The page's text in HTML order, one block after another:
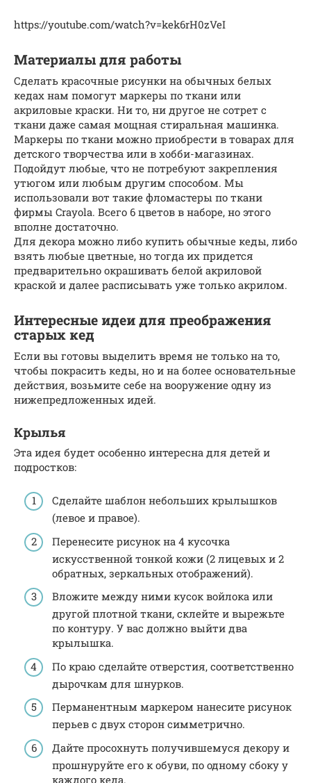
https://youtube.com/watch?v=kek6rH0zVeI
Материалы для работы
Сделать красочные рисунки на обычных белых
кедах нам помогут маркеры по ткани или
акриловые краски. Ни то, ни другое не сотрет с
ткани даже самая мощная стиральная машинка.
Маркеры по ткани можно приобрести в товарах для
детского творчества или в хобби-магазинах.
Подойдут любые, что не потребуют закрепления
утюгом или любым другим способом. Мы
использовали вот такие фломастеры по ткани
фирмы Crayola. Всего 6 цветов в наборе, но этого
вполне достаточно.
Для декора можно либо купить обычные кеды, либо
взять любые цветные, но тогда их придется
предварительно окрашивать белой акриловой
краской и далее расписывать уже только акрилом.
Интересные идеи для преображения
старых кед
Если вы готовы выделить время не только на то,
чтобы покрасить кеды, но и на более основательные
действия, возьмите себе на вооружение одну из
нижепредложенных идей.
Крылья
Эта идея будет особенно интересна для детей и
подростков:
Сделайте шаблон небольших крылышков
(левое и правое).
Перенесите рисунок на 4 кусочка
искусственной тонкой кожи (2 лицевых и 2
обратных, зеркальных отображений).
Вложите между ними кусок войлока или
другой плотной ткани, склейте и вырежьте
по контуру. У вас должно выйти два
крылышка.
По краю сделайте отверстия, соответственно
дырочкам для шнурков.
Перманентным маркером нанесите рисунок
перьев с двух сторон симметрично.
Дайте просохнуть получившемуся декору и
прошнуруйте его к обуви, по одному сбоку у
каждого кеда.